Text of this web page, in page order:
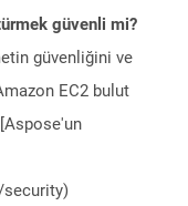
güvenli mi?
güvenliğini ve
EC2 bulut